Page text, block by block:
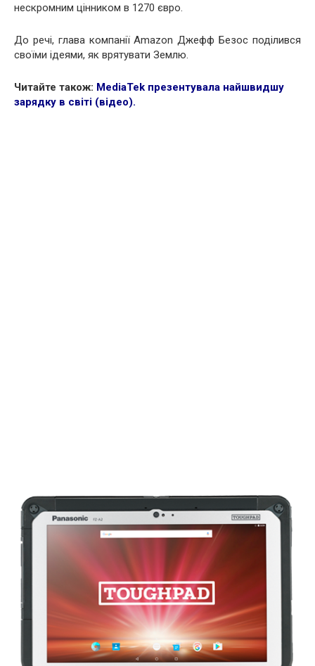
нескромним цінником в 1270 євро.
До речі, глава компанії Amazon Джефф Безос поділився
своїми ідеями, як врятувати Землю.
Читайте також: MediaTek презентувала найшвидшу
зарядку в світі (відео).